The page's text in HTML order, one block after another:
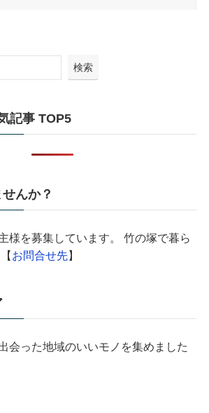
検索
記事 TOP5
んか？
様を募集しています。 竹の塚で暮ら
お問合せ先】
会った地域のいいモノを集めました